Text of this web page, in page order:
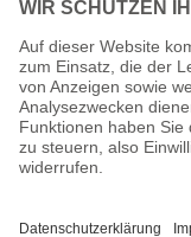
Info
Informationen